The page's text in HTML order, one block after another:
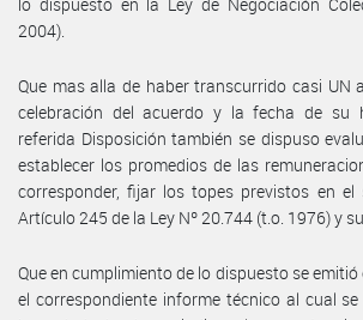
2004).
Que mas alla de haber transcurrido casi UN
celebración del acuerdo y la fecha de su
referida Disposición también se dispuso
establecer los promedios de las
corresponder, fijar los topes previstos en el
Artículo 245 de la Ley Nº 20.744 (t.o. 1976) y
Que en cumplimiento de lo dispuesto se
el correspondiente informe técnico al cual